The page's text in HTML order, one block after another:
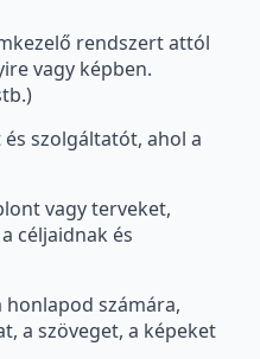
rendszert attól
vagy képben.
szolgáltatót, ahol a
vagy terveket,
céljaidnak és
számára,
a szöveget, a képeket